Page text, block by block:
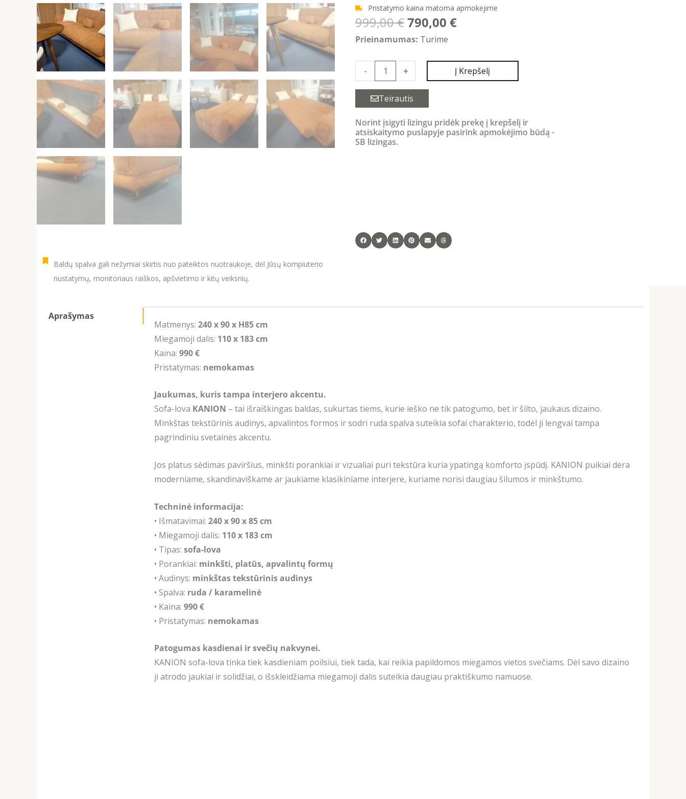
Baldų spalva gali nežymiai skirtis nuo pateiktos nuotraukoje, dėl Jūsų kompiuterio
nustatymų, monitoriaus raiškos, apšvietimo ir kitų veiksnių.
Pristatymo kaina matoma apmokėjime
999,00€Original
price
999,00 €.
790,00 €Current
790,00 €.
Prieinamumas: Turime
-
produkto
sofa-
lova,
ruda,
240
cm
+ Į Krepšelį
Teirautis
Norint įsigyti lizingu pridėk prekę į krepšelį ir
atsiskaitymo puslapyje pasirink apmokėjimo būdą -
SB lizingas.
Aprašymas
Matmenys: 240 x 90 x H85 cm
Miegamoji dalis: 110 x 183 cm
Kaina: 990 €
Pristatymas: nemokamas
Jaukumas, kuris tampa interjero akcentu.
Sofa-lova KANION – tai išraiškingas baldas, sukurtas tiems, kurie ieško ne tik patogumo, bet ir šilto, jaukaus dizaino.
Minkštas tekstūrinis audinys, apvalintos formos ir sodri ruda spalva suteikia sofai charakterio, todėl ji lengvai tampa
pagrindiniu svetainės akcentu.
Jos platus sėdimas paviršius, minkšti porankiai ir vizualiai puri tekstūra kuria ypatingą komforto įspūdį. KANION puikiai dera
moderniame, skandinaviškame ar jaukiame klasikiniame interjere, kuriame norisi daugiau šilumos ir minkštumo.
Techninė informacija:
• Išmatavimai: 240 x 90 x 85 cm
• Miegamoji dalis: 110 x 183 cm
• Tipas: sofa-lova
• Porankiai: minkšti, platūs, apvalintų formų
• Audinys: minkštas tekstūrinis audinys
• Spalva: ruda / karamelinė
• Kaina: 990 €
• Pristatymas: nemokamas
Patogumas kasdienai ir svečių nakvynei.
KANION sofa-lova tinka tiek kasdieniam poilsiui, tiek tada, kai reikia papildomos miegamos vietos svečiams. Dėl savo dizaino
ji atrodo jaukiai ir solidžiai, o išskleidžiama miegamoji dalis suteikia daugiau praktiškumo namuose.